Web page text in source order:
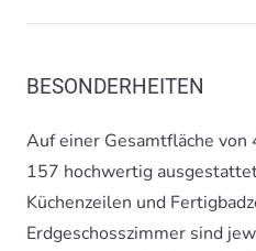
BESONDERHEITEN
Auf einer Gesamtfläche
157 hochwertig
Küchenzeilen und
Erdgeschosszimmer sind